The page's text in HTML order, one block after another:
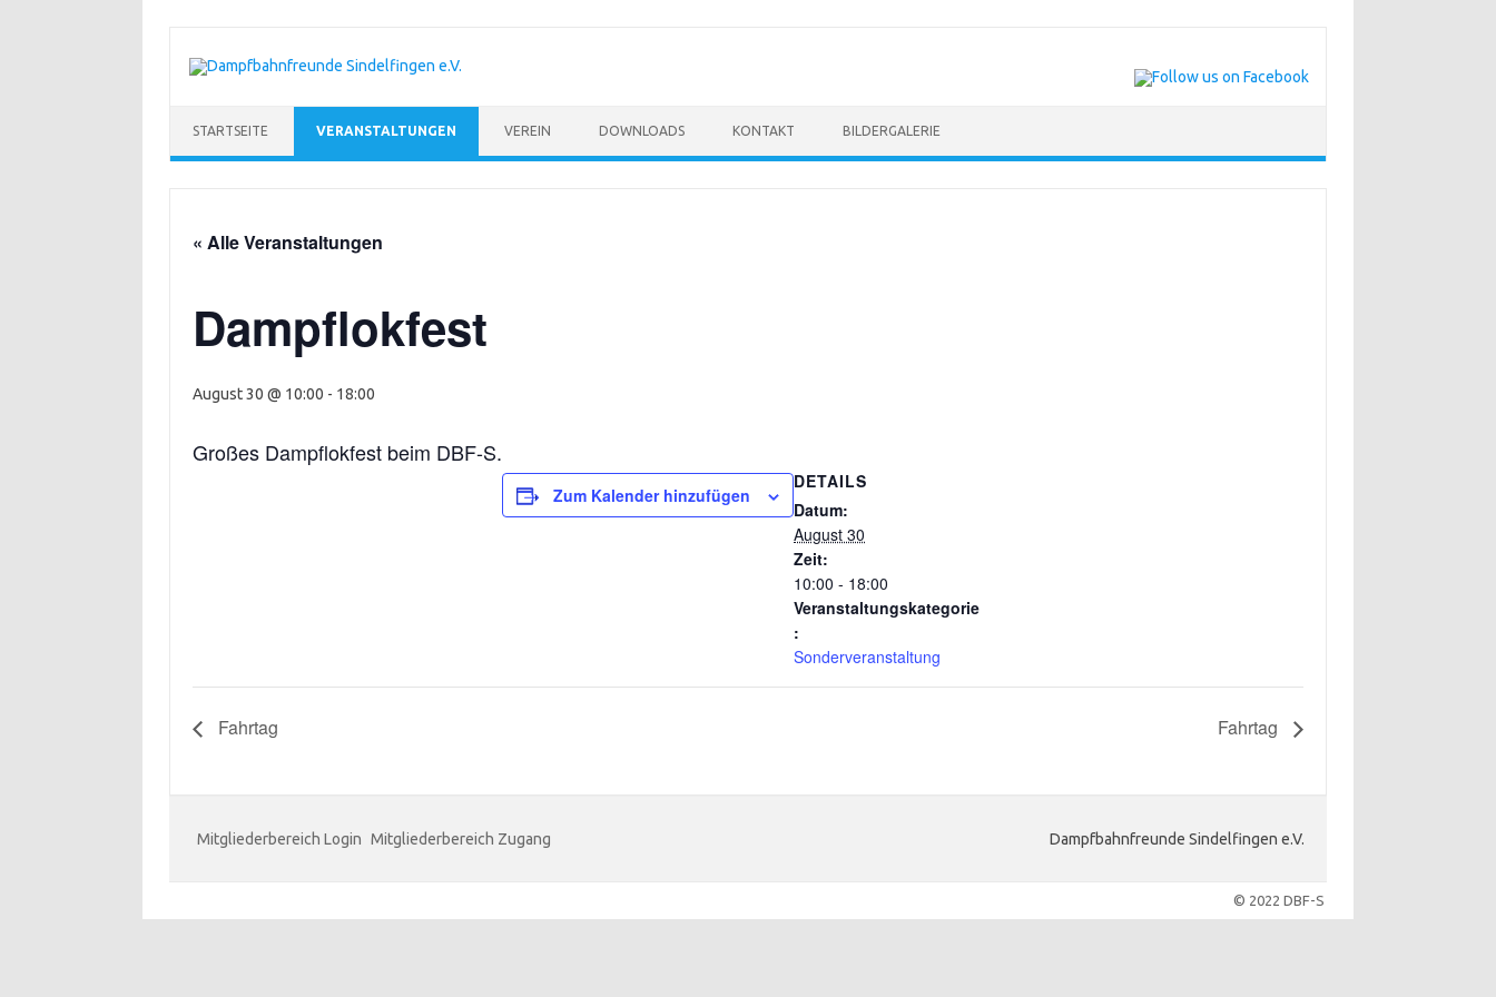
STARTSEITE VERANSTALTUNGEN VEREIN DOWNLOADS KONTAKT BILDERGALERIE
« Alle Veranstaltungen
Dampflokfest
August 30 @ 10:00 - 18:00
Großes Dampflokfest beim DBF-S.
Zum Kalender hinzufügen
DETAILS
Datum:
August 30
Zeit:
10:00 - 18:00
Veranstaltungskategorie
:
Sonderveranstaltung
Fahrtag Fahrtag
Mitgliederbereich Login Mitgliederbereich Zugang Dampfbahnfreunde Sindelfingen e.V.
© 2022 DBF-S